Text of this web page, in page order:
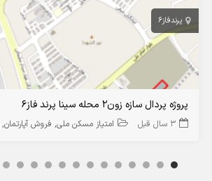
پرندفاز6
پروژه پردال سازه زون۲ محله سینا پرند فاز۶
3 سال قبل امتیاز مسکن ملی فروش آپارتمان